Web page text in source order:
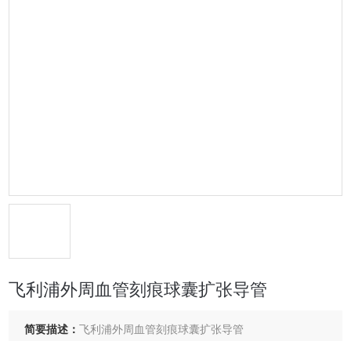
飞利浦外周血管刻痕球囊扩张导管
简要描述：飞利浦外周血管刻痕球囊扩张导管